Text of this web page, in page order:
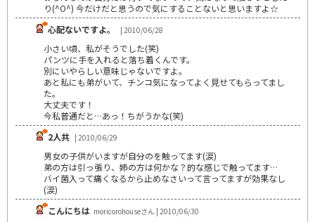
り(^O^) 今だけだと思うので気にすることないと思いますよ☆
心配ないですよ。
| 2010/06/28
小さい頃、私がそうでした(笑)
パンツに手を入れると落ち着くんです。
別にいやらしい意味じゃないですよ。
あと私にも弟がいて、チンコ気になってよく見せてもらってまし
た。
大丈夫です！
今私普通だと…あっ！ちがうかな(笑)
2人共 | 2010/06/29
男女の子供がいますが自分のを触ってます(涙)
弟の方は引っ張り、姉の方は何かな？的な感じで触ってます…
バイ菌入って痛くなるから止めなさいって言ってますが効果なし
(涙)
こんにちは moricorohouseさん | 2010/06/30